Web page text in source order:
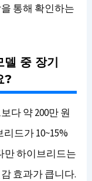
통해 확인하는
델 중 장기
?
다 약 200만 원
드가 10~15%
만 하이브리드는
효과가 큽니다.